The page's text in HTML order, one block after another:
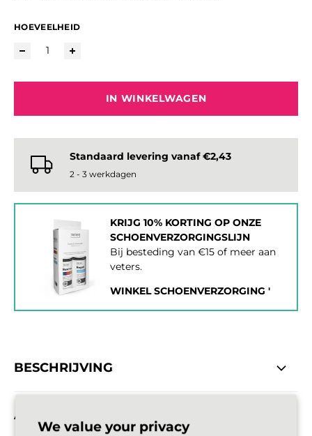
We value your privacy
HOEVEELHEID
IN WINKELWAGEN
Standaard levering vanaf €2,43
2 - 3 werkdagen
KRIJG 10% KORTING OP ONZE
SCHOENVERZORGINGSLIJN
Bij besteding van €15 of meer aan
veters.
WINKEL SCHOENVERZORGING '
BESCHRIJVING
AFMETINGEN